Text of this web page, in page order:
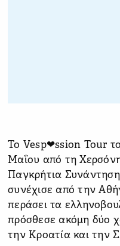
Το Vesp❤ssion Tour το
Μαΐου από τη
Παγκρήτια
συνέχισε από την
περάσει τα
πρόσθεσε ακόμη δύο
την Κροατία και την